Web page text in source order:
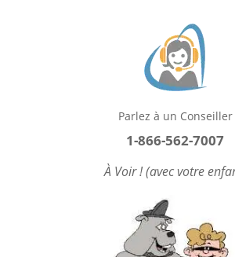
Parlez à un Conseiller
1-866-562-7007
À Voir ! (avec votre